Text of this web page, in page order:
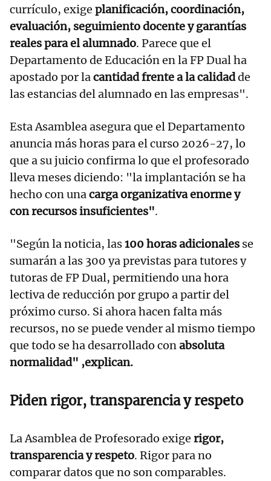
currículo, exige planificación, coordinación,
evaluación, seguimiento docente y garantías
reales para el alumnado. Parece que el
Departamento de Educación en la FP Dual ha
apostado por lacantidad frente a la calidadde
las estancias del alumnado en las empresas".
Esta Asamblea asegura que el Departamento
anuncia más horas para el curso 2026-27, lo
que a su juicio confirma lo que el profesorado
lleva meses diciendo: "la implantación se ha
hecho con unacarga organizativa enorme y
con recursos insuficientes".
"Según la noticia, las100 horas adicionales se
sumarán a las 300 ya previstas para tutores y
tutoras de FP Dual, permitiendo una hora
lectiva de reducción por grupo a partir del
próximo curso. Si ahora hacen falta más
recursos, no se puede vender al mismo tiempo
que todo se ha desarrollado conabsoluta
normalidad" ,explican.
Piden rigor, transparencia y respeto
La Asamblea de Profesorado exige rigor,
transparencia y respeto. Rigor para no
comparar datos que no son comparables.